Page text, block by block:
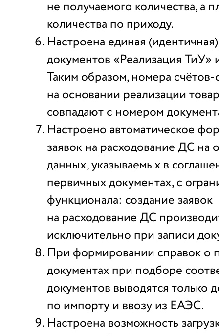
не получаемого количества, а
количества по приходу.
Настроена единая
документов «Реализация ТиУ»
Таким образом, номера
на основании реализации
совпадают с номером
Настроено автоматическое
заявок на расходование ДС на
данных, указываемых в
первичных документах, с
функционала: создание заявок
на расходование ДС
исключительно при записи
При формировании справок о
документах при подборе
документов выводятся только
по импорту и ввозу из ЕАЭС.
Настроена возможность